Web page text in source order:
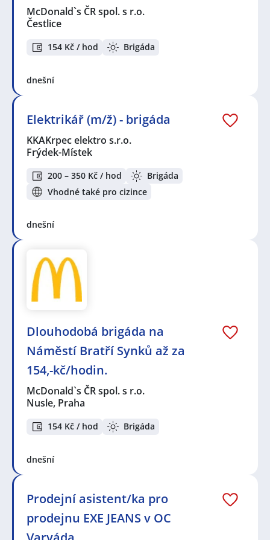
McDonald`s ČR spol. s r.o.
Čestlice
154 Kč / hod Brigáda
dnešní
Elektrikář (m/ž) - brigáda
KKAKrpec elektro s.r.o.
Frýdek-Místek
200 – 350 Kč / hod
Brigáda
Vhodné také pro cizince
dnešní
Dlouhodobá brigáda na
Náměstí Bratří Synků až za
154,-kč/hodin.
McDonald`s ČR spol. s r.o.
Nusle, Praha
154 Kč / hod Brigáda
dnešní
Prodejní asistent/ka pro
prodejnu EXE JEANS v OC